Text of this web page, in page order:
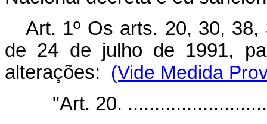
Art. 1º Os arts. 20, 30,
de 24 de julho de 1991,
alterações: (Vide Medida
"Art. 20.